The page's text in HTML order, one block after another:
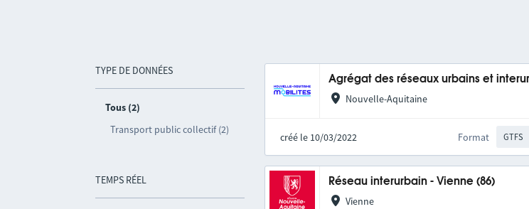
TYPE DE DONNÉES
Tous (2)
Transport public collectif (2)
TEMPS RÉEL
Agrégat des réseaux urbains et
Nouvelle-Aquitaine
créé le 10/03/2022 Format GTFS
Réseau interurbain - Vienne (86)
Vienne